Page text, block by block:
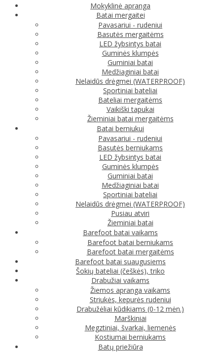
Mokyklinė apranga
Batai mergaitei
Pavasariui - rudeniui
Basutės mergaitėms
LED žybsintys batai
Guminės klumpės
Guminiai batai
Medžiaginiai batai
Nelaidūs drėgmei (WATERPROOF)
Sportiniai bateliai
Bateliai mergaitėms
Vaikiški tapukai
Žieminiai batai mergaitėms
Batai berniukui
Pavasariui - rudeniui
Basutės berniukams
LED žybsintys batai
Guminės klumpės
Guminiai batai
Medžiaginiai batai
Sportiniai bateliai
Nelaidūs drėgmei (WATERPROOF)
Pusiau atviri
Žieminiai batai
Barefoot batai vaikams
Barefoot batai berniukams
Barefoot batai mergaitėms
Barefoot batai suaugusiems
Šokių bateliai (češkės), triko
Drabužiai vaikams
Žiemos apranga vaikams
Striukės, kepurės rudeniui
Drabužėliai kūdikiams (0-12 mėn.)
Marškiniai
Megztiniai, švarkai, liemenės
Kostiumai berniukams
Batų priežiūra